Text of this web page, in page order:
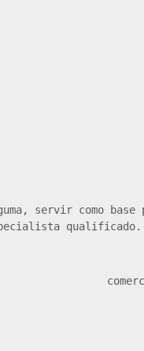
servir como
qualificado.